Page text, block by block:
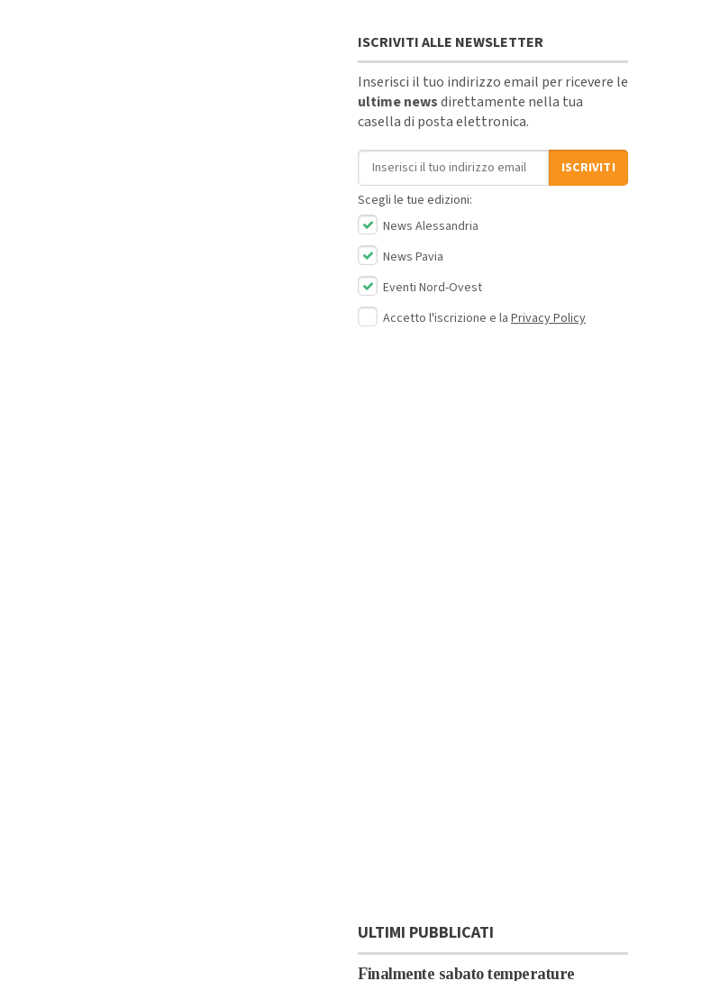
ISCRIVITI ALLE NEWSLETTER
Inserisci il tuo indirizzo email per ricevere le
ultime newsdirettamente nella tua
casella di posta elettronica.
Indirizzo email
ISCRIVITI
Scegli le tue edizioni:
News Alessandria
News Pavia
Eventi Nord-Ovest
Accetto l'iscrizione e la Privacy Policy
ULTIMI PUBBLICATI
Finalmente sabato temperature